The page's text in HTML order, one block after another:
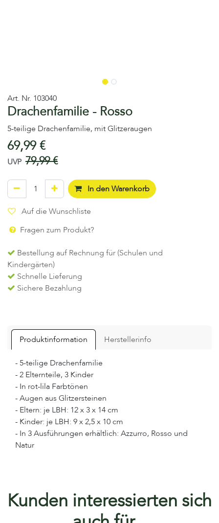
Art. Nr. 103040
Drachenfamilie - Rosso
5-teilige Drachenfamilie, mit Glitzeraugen
69,99€
UVP 79,99€
In den Warenkorb
Auf die Wunschliste
Fragen zum Produkt?
Bestellung auf Rechnung für (Schulen und
Kindergärten)
Schnelle Lieferung
Sichere Bezahlung
Produktinformation Herstellerinfo
- 5-teilige Drachenfamilie
- 2 Elternteile, 3 Kinder
- In rot-lila Farbtönen
- Augen aus Glitzersteinen
- Eltern: je LBH: 12 x 3 x 14 cm
- Kinder: je LBH: 9 x 2,5 x 10 cm
- In 3 Ausführungen erhältlich: Azzurro, Rosso und
Natur
Kunden interessierten sich